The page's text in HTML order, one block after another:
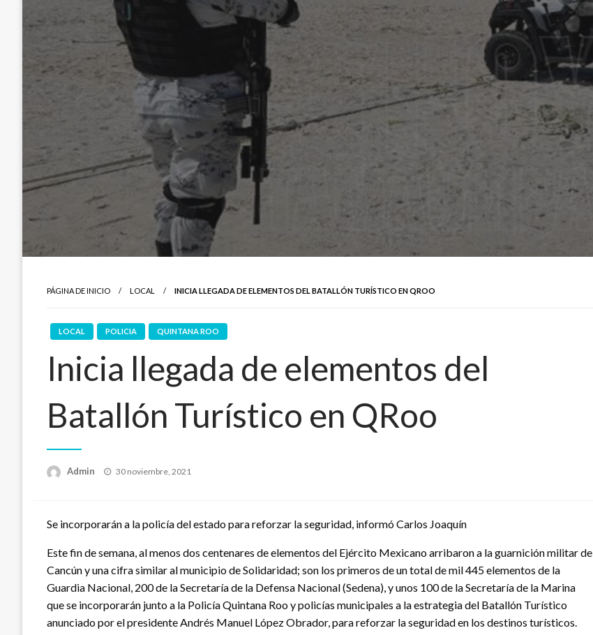
PÁGINA DE INICIO LOCAL INICIA LLEGADA DE ELEMENTOS DEL BATALLÓN TURÍSTICO EN QROO
LOCAL POLICIA QUINTANA ROO
Inicia llegada de elementos del
Batallón Turístico en QRoo
Admin
Publicado
30 noviembre, 2021
Se incorporarán a la policía del estado para reforzar la seguridad, informó Carlos Joaquín
Este fin de semana, al menos dos centenares de elementos del Ejército Mexicano arribaron a la guarnición militar de
Cancún y una cifra similar al municipio de Solidaridad; son los primeros de un total de mil 445 elementos de la
Guardia Nacional, 200 de la Secretaría de la Defensa Nacional (Sedena), y unos 100 de la Secretaría de la Marina
que se incorporarán junto a la Policía Quintana Roo y policías municipales a la estrategia del Batallón Turístico
anunciado por el presidente Andrés Manuel López Obrador, para reforzar la seguridad en los destinos turísticos.